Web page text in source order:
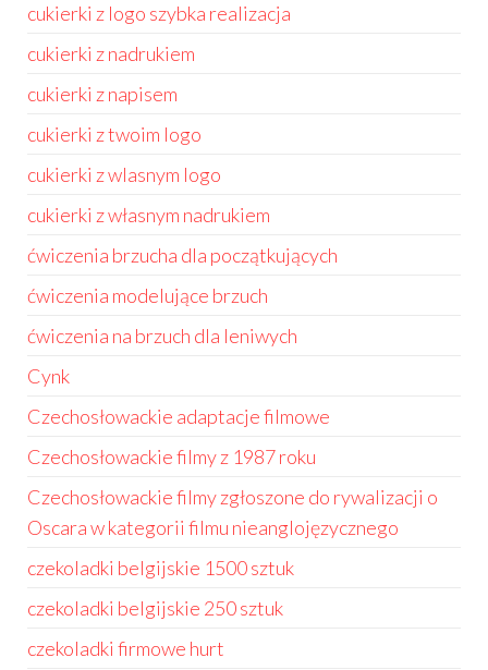
cukierki z logo szybka realizacja
cukierki z nadrukiem
cukierki z napisem
cukierki z twoim logo
cukierki z wlasnym logo
cukierki z własnym nadrukiem
ćwiczenia brzucha dla początkujących
ćwiczenia modelujące brzuch
ćwiczenia na brzuch dla leniwych
Cynk
Czechosłowackie adaptacje filmowe
Czechosłowackie filmy z 1987 roku
Czechosłowackie filmy zgłoszone do rywalizacji o
Oscara w kategorii filmu nieanglojęzycznego
czekoladki belgijskie 1500 sztuk
czekoladki belgijskie 250 sztuk
czekoladki firmowe hurt